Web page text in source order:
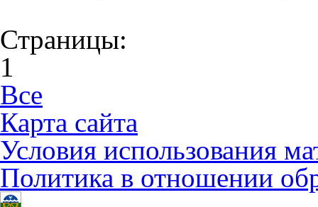
Страницы:
1
Все
Карта сайта
Условия использования
Политика в отношении